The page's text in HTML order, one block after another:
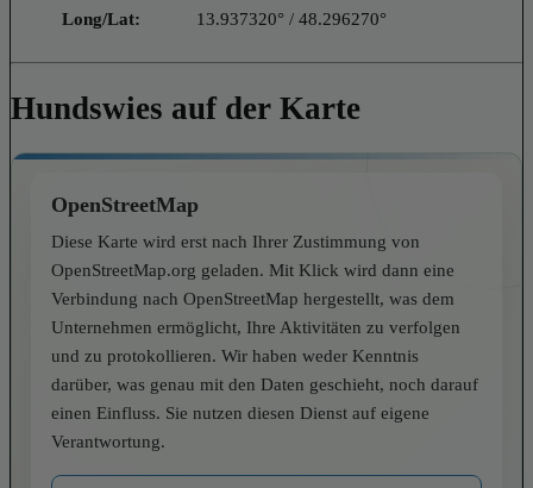
Long/Lat: 13.937320° / 48.296270°
Hundswies auf der Karte
OpenStreetMap
Diese Karte wird erst nach Ihrer Zustimmung von
OpenStreetMap.org geladen. Mit Klick wird dann eine
Verbindung nach OpenStreetMap hergestellt, was dem
Unternehmen ermöglicht, Ihre Aktivitäten zu verfolgen
und zu protokollieren. Wir haben weder Kenntnis
darüber, was genau mit den Daten geschieht, noch darauf
einen Einfluss. Sie nutzen diesen Dienst auf eigene
Verantwortung.